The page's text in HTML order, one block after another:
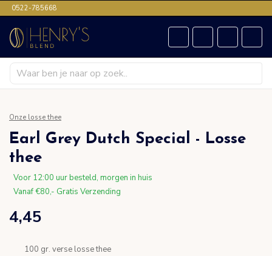
0522-785668
Onze losse thee
Earl Grey Dutch Special - Losse
thee
100 gr. verse losse thee
4,45
Voor 12:00 uur besteld, morgen in huis
Vanaf €80,- Gratis Verzending